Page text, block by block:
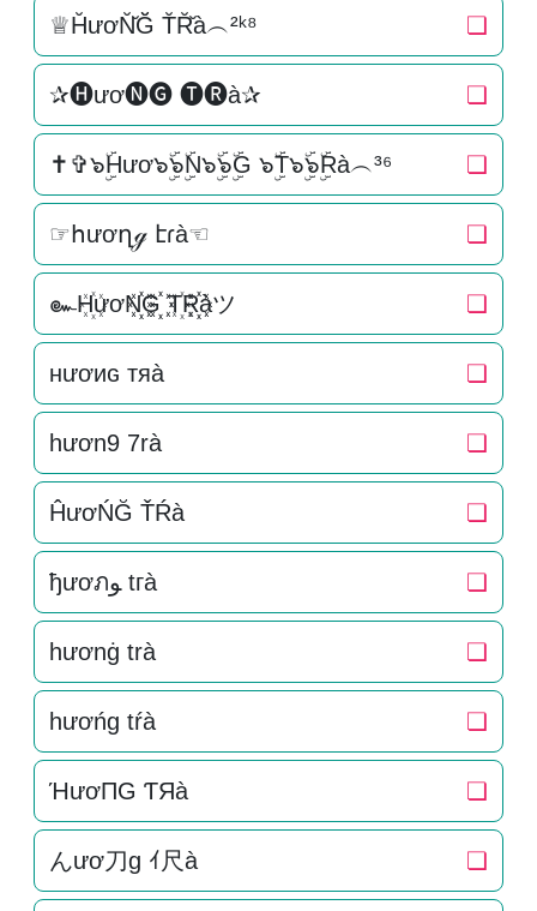
♕H̆ươN̆̆Ğ̆ T̆R̆̆à︵²ᵏ⁸ ❏
✰🅗ươ🅝🅖 🅣🅡à✰ ❏
✝✞๖ۣۜHươ๖ۣۜ๖ۣۜN๖ۣۜ๖ۣۜG ๖ۣۜT๖ۣۜ๖ۣۜRà︵³⁶ ❏
☞հươղℊ էɾà☜ ❏
๛H꙰ươN꙰꙰G꙰꙰ T꙰R꙰꙰àツ ❏
нươиɢ тяà ❏
hươn9 7rà ❏
ĤươŃĞ ŤŔà ❏
ђươภﻮ tгà ❏
hươnġ trà ❏
hươńg tŕà ❏
ΉươПG ƬЯà ❏
んươ刀g ｲ尺à ❏